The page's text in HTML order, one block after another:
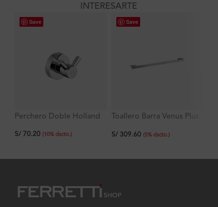
INTERESARTE
Save
Perchero Doble Holland
S/ 70.20 ( 10% dscto.)
Save
Toallero Barra Venus Plus
S/309.60 (5% dscto.)